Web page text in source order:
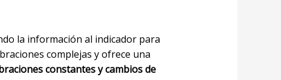
la información al indicador para
complejas y ofrece una
constantes y cambios de